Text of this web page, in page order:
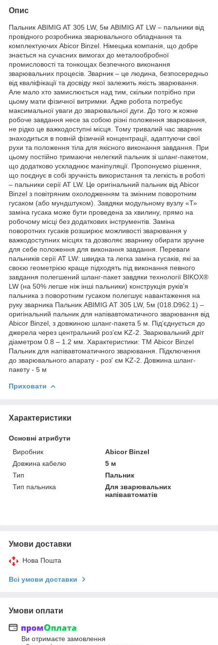
Опис
Пальник ABIMIG AT 305 LW, 5м ABIMIG AT LW – пальники від
провідного розробника зварювального обладнання та
комплектуючих Abicor Binzel. Німецька компанія, що добре
знається на сучасних вимогах до металообробної
промисловості та тонкощах безпечного виконання
зварювальних процесів. Зварник – це людина, безпосередньо
від кваліфікації та досвіду якої залежить якість зварювання.
Але мало хто замислюється над тим, скільки потрібно при
цьому мати фізичної витримки. Адже робота потребує
максимальної уваги до зварювальної дуги. До того ж кожне
робоче завдання несе за собою різні положення зварювання,
не рідко це важкодоступні місця. Тому тривалий час зварник
знаходиться в повній фізичній концентрації, адаптуючи свої
рухи та положення тіла для якісного виконання завдання. При
цьому постійно тримаючи нелегкий пальник зі шланг-пакетом,
що додатково ускладнює маніпуляції. Пропонуємо рішення,
що поєднує в собі зручність використання та легкість в роботі
– пальники серії AT LW. Це оригінальний пальник від Abicor
Binzel з повітряним охолодженням та змінним поворотним
гусаком (або мундштуком). Завдяки модульному вузлу «Т»
заміна гусака може бути проведена за хвилину, прямо на
робочому місці без додаткових інструментів. Заміна
поворотних гусаків розширює можливості зварювання у
важкодоступних місцях та дозволяє зварнику обирати зручне
для себе положення для виконання завдання. Переваги
пальників серії AT LW: швидка та легка заміна гусаків, які за
своєю геометрією краще підходять під виконання певного
завдання полегшений шланг-пакет завдяки технології BIKOX®
LW (на 50% легше ніж інші пальники) конструкція руків’я
пальника з поворотним гусаком полегшує навантаження на
руку зварника Пальник ABIMIG AТ 305 LW, 5м (018.D962.1) –
оригінальний пальник для напівавтоматичного зварювання від
Abicor Binzel, з довжиною шланг-пакета 5 м. Під’єднується до
джерела через центральний роз’єм KZ-2. Зварювальний дріт
діаметром 0.8 – 1.2 мм. Характеристики: ТМ Abicor Binzel
Пальник для напівавтоматичного зварювання. Підключення
до зварювального апарату - роз' єм KZ-2. Довжина шланг-
пакету - 5 м
Приховати
Характеристики
Основні атрибути
Виробник
Abicor Binzel
Довжина кабелю
5 м
Тип
Пальник
Тип пальника
Для зварювальних
напівавтоматів
Умови доставки
Нова Пошта
Всі умови доставки
Умови оплати
Ви отримаєте замовлення